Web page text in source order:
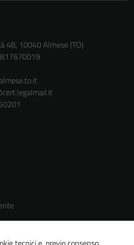
48, 10040 Almese (TO)